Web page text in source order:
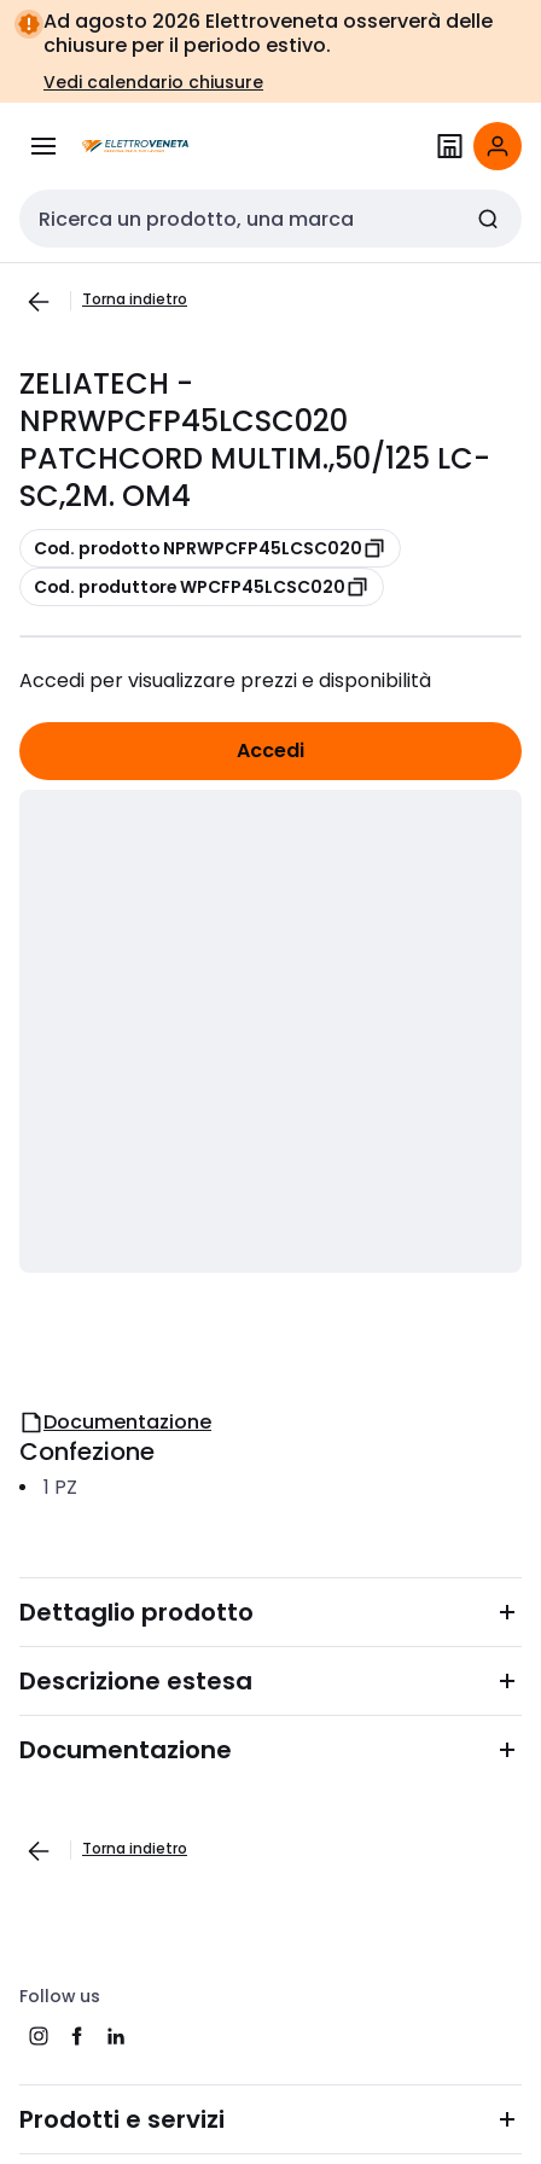
Vai alla
navigazione
Vai
alla
pagina
Ad agosto 2026 Elettroveneta osserverà delle
chiusure per il periodo estivo.
Vedi calendario chiusure
Cerca input
Torna indietro
ZELIATECH -
NPRWPCFP45LCSC020
PATCHCORD MULTIM.,50/125 LC-
SC,2M. OM4
copia
Cod. prodotto NPRWPCFP45LCSC020
copia
Cod. produttore WPCFP45LCSC020
Accedi per visualizzare prezzi e disponibilità
Accedi
Documentazione
Confezione
1 PZ
Dettaglio prodotto
Descrizione estesa
Documentazione
Torna indietro
Follow us
Prodotti e servizi